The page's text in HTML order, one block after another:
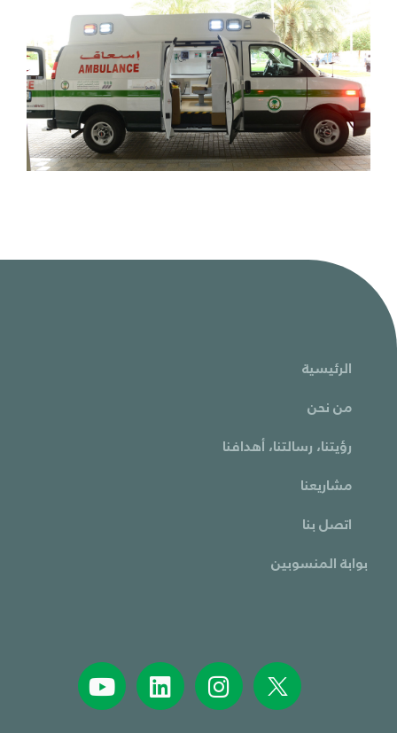
الرئيسية
من نحن
رؤيتنا، رسالتنا، أهدافنا
مشاريعنا
اتصل بنا
بوابة المنسوبين